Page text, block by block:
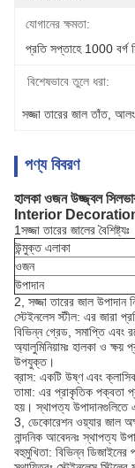
যোগানের ক্ষমতা:
প্রতি সপ্তাহে 1000 বর্গ
বিশেষভাবে তুলে ধরা:
সজ্জা তারের জাল তাঁত,
পণ্য বিবরণ
হালকা ওজন উজ্জ্বল
Interior
1সজ্জা তারের জালের বৈশিষ্ট্যঃ
উন্মুক্ত এলাকা
ওজন
উপাদান
2, সজ্জা তারের জাল উপাদান
স্টেইনলেস স্টীল: এর জারা
বিভিন্ন গ্রেড, সমাপ্তি এবং
অ্যালুমিনিয়ামঃ হালকা ও
উপযুক্ত।
ব্রাস: একটি উষ্ণ এবং ক্লাসিক
তামা: এর প্রাকৃতিক পক্বতা
হয়। স্থাপত্য উপাদানগুলিতে
3, ডেকোরেশন ওয়্যার জাল
নান্দনিক আবেদনঃ স্থাপত্য
বহুমুখিতা: বিভিন্ন ডিজাইনের